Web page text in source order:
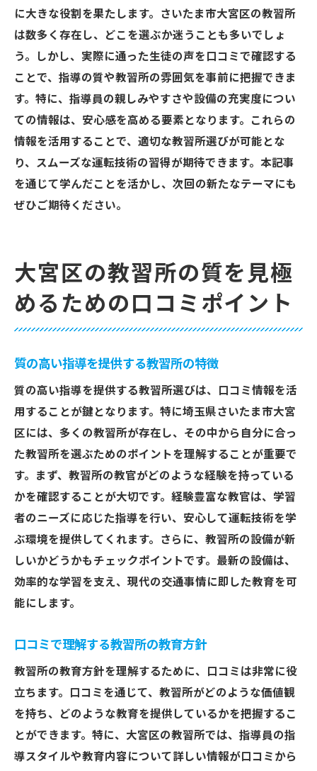
に大きな役割を果たします。さいたま市大宮区の教習所
は数多く存在し、どこを選ぶか迷うことも多いでしょ
う。しかし、実際に通った生徒の声を口コミで確認する
ことで、指導の質や教習所の雰囲気を事前に把握できま
す。特に、指導員の親しみやすさや設備の充実度につい
ての情報は、安心感を高める要素となります。これらの
情報を活用することで、適切な教習所選びが可能とな
り、スムーズな運転技術の習得が期待できます。本記事
を通じて学んだことを活かし、次回の新たなテーマにも
ぜひご期待ください。
大宮区の教習所の質を見極
めるための口コミポイント
質の高い指導を提供する教習所の特徴
質の高い指導を提供する教習所選びは、口コミ情報を活
用することが鍵となります。特に埼玉県さいたま市大宮
区には、多くの教習所が存在し、その中から自分に合っ
た教習所を選ぶためのポイントを理解することが重要で
す。まず、教習所の教官がどのような経験を持っている
かを確認することが大切です。経験豊富な教官は、学習
者のニーズに応じた指導を行い、安心して運転技術を学
ぶ環境を提供してくれます。さらに、教習所の設備が新
しいかどうかもチェックポイントです。最新の設備は、
効率的な学習を支え、現代の交通事情に即した教育を可
能にします。
口コミで理解する教習所の教育方針
教習所の教育方針を理解するために、口コミは非常に役
立ちます。口コミを通じて、教習所がどのような価値観
を持ち、どのような教育を提供しているかを把握するこ
とができます。特に、大宮区の教習所では、指導員の指
導スタイルや教育内容について詳しい情報が口コミから